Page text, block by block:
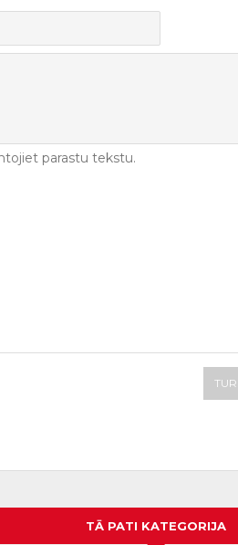
parastu tekstu.
TĀ PATI KATEGORIJA